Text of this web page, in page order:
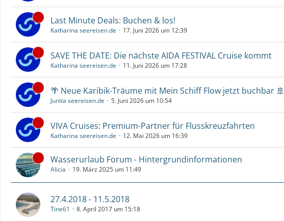
Last Minute Deals: Buchen & los!
Katharina seereisen.de 17. Juni 2026 um 12:39
SAVE THE DATE: Die nächste AIDA FESTIVAL Cruise kommt
Katharina seereisen.de 11. Juni 2026 um 17:28
🌴 Neue Karibik-Träume mit Mein Schiff Flow jetzt buchbar 🚢
Junita seereisen.de 5. Juni 2026 um 10:54
VIVA Cruises: Premium-Partner für Flusskreuzfahrten
Katharina seereisen.de 12. Mai 2026 um 16:39
Wasserurlaub Forum - Hintergrundinformationen
Alicia 19. März 2025 um 11:49
27.4.2018 - 11.5.2018
Tine61 8. April 2017 um 15:18